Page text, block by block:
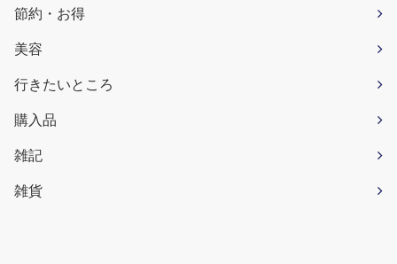
節約・お得
美容
行きたいところ
購入品
雑記
雑貨